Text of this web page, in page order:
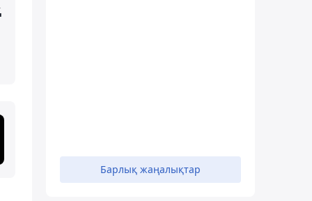
Барлық жаңалықтар